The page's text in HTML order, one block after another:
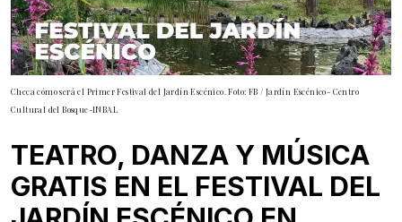
Checa cómo será el Primer Festival del Jardín Escénico. Foto: FB / Jardín Escénico- Centro
Cultural del Bosque-INBAL
TEATRO, DANZA Y MÚSICA
GRATIS EN EL FESTIVAL DEL